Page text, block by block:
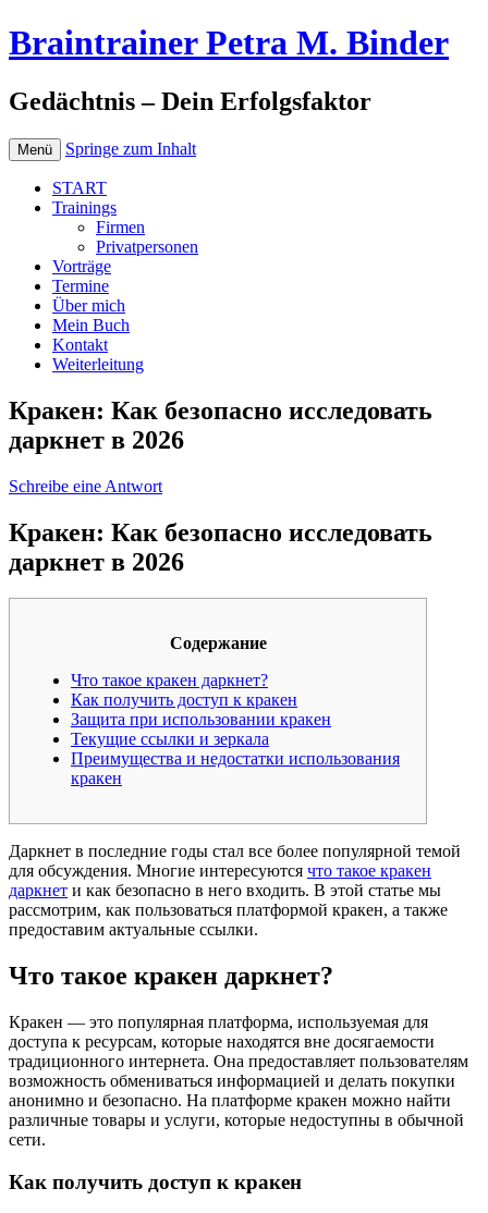
Braintrainer Petra M. Binder
Gedächtnis – Dein Erfolgsfaktor
Menü Springe zum Inhalt
START
Trainings
Firmen
Privatpersonen
Vorträge
Termine
Über mich
Mein Buch
Kontakt
Weiterleitung
Кракен: Как безопасно исследовать
даркнет в 2026
Schreibe eine Antwort
Кракен: Как безопасно исследовать
даркнет в 2026
Содержание
Что такое кракен даркнет?
Как получить доступ к кракен
Защита при использовании кракен
Текущие ссылки и зеркала
Преимущества и недостатки использования
кракен
Даркнет в последние годы стал все более популярной темой
для обсуждения. Многие интересуются что такое кракен
даркнет и как безопасно в него входить. В этой статье мы
рассмотрим, как пользоваться платформой кракен, а также
предоставим актуальные ссылки.
Что такое кракен даркнет?
Кракен — это популярная платформа, используемая для
доступа к ресурсам, которые находятся вне досягаемости
традиционного интернета. Она предоставляет пользователям
возможность обмениваться информацией и делать покупки
анонимно и безопасно. На платформе кракен можно найти
различные товары и услуги, которые недоступны в обычной
сети.
Как получить доступ к кракен